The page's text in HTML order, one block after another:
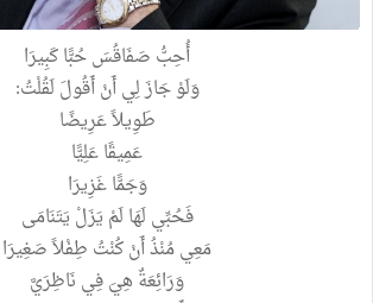
أُحِبُّ صَفَاقُسَ حُبًّا كَبِيرَا
وَلَوْ جَازَ لِي أَنْ أَقُولَ لَقُلْتُ:
طَوِيلاً عَرِيضًا
عَمِيقًا عَلِيًّا
وَجَمًّا غَزِيرَا
فَحُبِّي لَهَا لَمْ يَزَلْ يَتَنَامَى
مَعِي مُنْذُ أَنْ كُنْتُ طِفْلاً صَغِيرَا
وَرَائِعَةٌ هِيَ فِي نَاظِرَيَّ